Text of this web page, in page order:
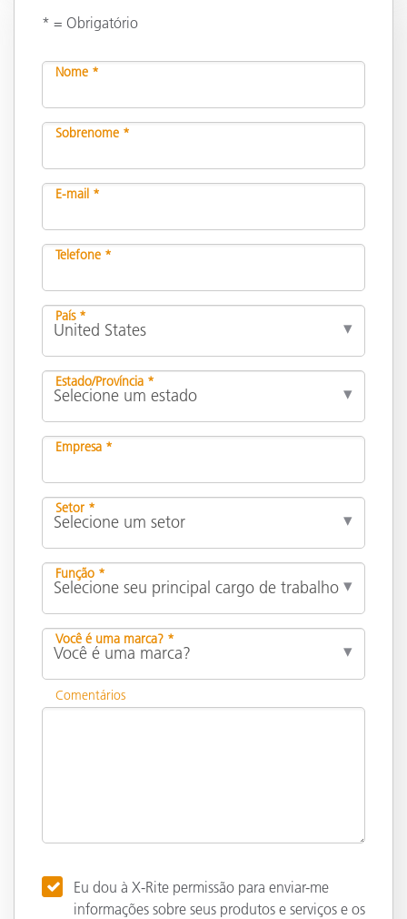
* = Obrigatório
Nome *
Sobrenome *
E-mail *
Telefone *
País *
Estado/Província *
Empresa *
Setor *
Função *
Você é uma marca? *
Comentários
Eu dou à X-Rite permissão para enviar-me
informações sobre seus produtos e serviços e os